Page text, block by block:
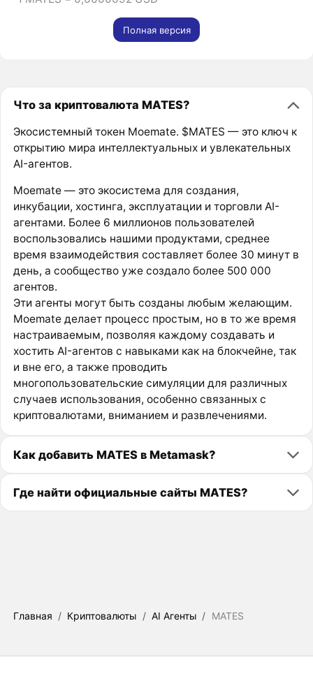
Полная версия
Что за криптовалюта MATES?
Экосистемный токен Moemate. $MATES — это ключ к
открытию мира интеллектуальных и увлекательных
AI-агентов.
Moemate — это экосистема для создания,
инкубации, хостинга, эксплуатации и торговли AI-
агентами. Более 6 миллионов пользователей
воспользовались нашими продуктами, среднее
время взаимодействия составляет более 30 минут в
день, а сообщество уже создало более 500 000
агентов.
Эти агенты могут быть созданы любым желающим.
Moemate делает процесс простым, но в то же время
настраиваемым, позволяя каждому создавать и
хостить AI-агентов с навыками как на блокчейне, так
и вне его, а также проводить
многопользовательские симуляции для различных
случаев использования, особенно связанных с
криптовалютами, вниманием и развлечениями.
Как добавить MATES в Metamask?
Где найти официальные сайты MATES?
Главная / Криптовалюты / AI Агенты / MATES